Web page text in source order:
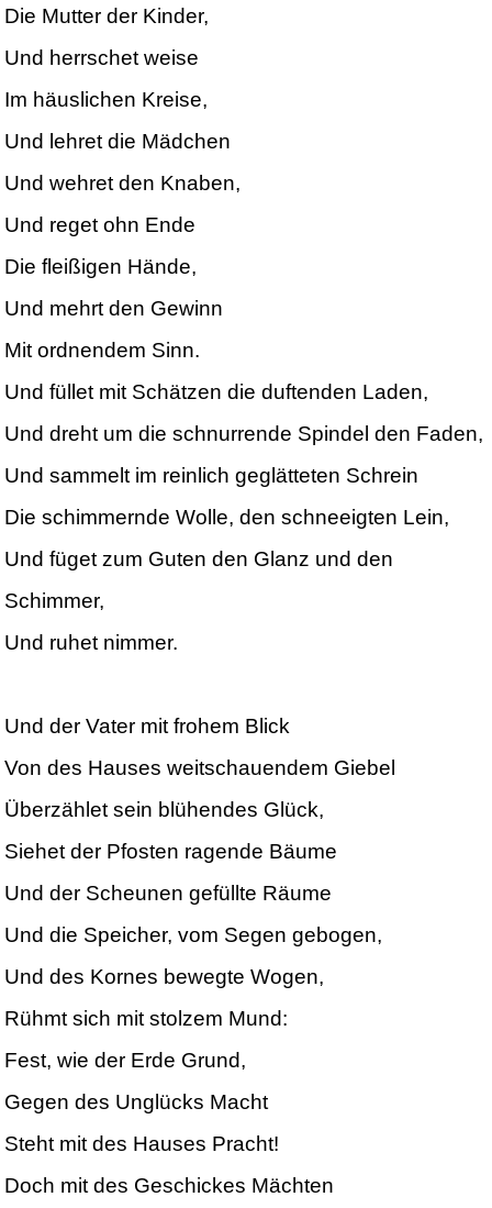
Die Mutter der Kinder,
Und herrschet weise
Im häuslichen Kreise,
Und lehret die Mädchen
Und wehret den Knaben,
Und reget ohn Ende
Die fleißigen Hände,
Und mehrt den Gewinn
Mit ordnendem Sinn.
Und füllet mit Schätzen die duftenden Laden,
Und dreht um die schnurrende Spindel den Faden,
Und sammelt im reinlich geglätteten Schrein
Die schimmernde Wolle, den schneeigten Lein,
Und füget zum Guten den Glanz und den
Schimmer,
Und ruhet nimmer.
Und der Vater mit frohem Blick
Von des Hauses weitschauendem Giebel
Überzählet sein blühendes Glück,
Siehet der Pfosten ragende Bäume
Und der Scheunen gefüllte Räume
Und die Speicher, vom Segen gebogen,
Und des Kornes bewegte Wogen,
Rühmt sich mit stolzem Mund:
Fest, wie der Erde Grund,
Gegen des Unglücks Macht
Steht mit des Hauses Pracht!
Doch mit des Geschickes Mächten